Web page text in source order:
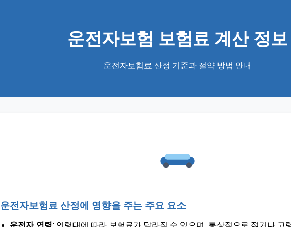
운전자보험 보험료 계산 정보
운전자보험료 산정 기준과 절약 방법 안내
운전자보험료 산정에 영향을 주는 주요 요소
운전자 연령: 연령대에 따라 보험료가 달라질 수 있으며, 통상적으로 젊거나 고